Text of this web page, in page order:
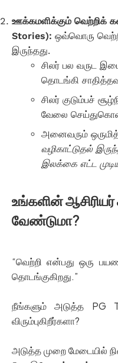
ஊக்கமளிக்கும் வெற்றிக்
Stories): ஒவ்வொரு
இருந்தது.
சிலர் பல வருட
தொடங்கி
சிலர் குடும்பச்
வேலை
அனைவரும்
வழிகாட்டுதல்
இலக்கை எட்ட
உங்களின்
வேண்டுமா?
“வெற்றி என்பது ஒரு
தொடங்குகிறது.”
நீங்களும் அடுத்த PG
விரும்புகிறீர்களா?
அடுத்த முறை மேடையில்